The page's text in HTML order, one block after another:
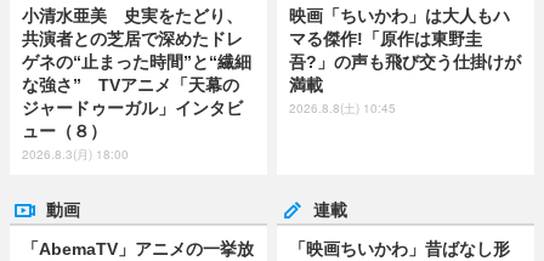
小清水亜美 史実をたどり、
共演者との芝居で深めたドレ
ゲネの“止まった時間”と“繊細
な強さ” TVアニメ「天幕の
ジャードゥーガル」インタビ
ュー（８）
2026.8.3(月) 18:00
映画「ちいかわ」は大人もハ
マる傑作!「原作は東野圭
吾?」の声も飛び交う仕掛けが
満載
2026.8.8(土) 10:45
動画
「AbemaTV」アニメの一挙放
連載
「映画ちいかわ」昔ばなし形